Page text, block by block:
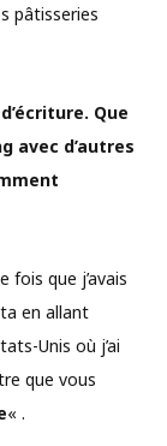
pâtisseries
Que
avec d’autres
fois que j’avais
en allant
Unis où j’ai
que vous
« .